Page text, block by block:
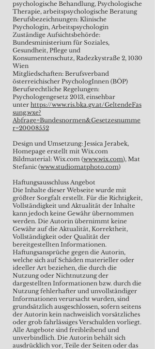
psychologische Behandlung, Psychologische
Therapie, arbeitspsychologische Beratung
Berufsbezeichnungen: Klinische
Psychologin, Arbeitspsychologin
Zuständige Aufsichtsbehörde:
Bundesministerium für Soziales,
Gesundheit, Pflege und
Konsumentenschutz, Radezkystraße 2, 1030
Wien
Mitgliedschaften: Berufsverband
österreichischer PsychologInnen (BÖP)
Berufsrechtliche Regelungen:
Psychologengesetz 2013, einsehbar
unter https://www.ris.bka.gv.at/GeltendeFas
sung.wxe?
Abfrage=Bundesnormen&Gesetzesnumme
r=20008552
Design und Umsetzung: Jessica Jerabek,
Homepage erstellt mit Wix.com
Bildmaterial: Wix.com (www.wix.com), Mat
Stefanic (www.studiomatphoto.com)
Haftungsausschluss Angebot
Die Inhalte dieser Webseite wurde mit
größter Sorgfalt erstellt. Für die Richtigkeit,
Vollständigkeit und Aktualität der Inhalte
kann jedoch keine Gewähr übernommen
werden. Die Autorin übernimmt keine
Gewähr auf die Aktualität, Korrektheit,
Vollständigkeit oder Qualität der
bereitgestellten Informationen.
Haftungsansprüche gegen die Autorin,
welche sich auf Schäden materieller oder
ideeller Art beziehen, die durch die
Nutzung oder Nichtnutzung der
dargestellten Informationen bzw. durch die
Nutzung fehlerhafter und unvollständiger
Informationen verursacht wurden, sind
grundsätzlich ausgeschlossen, sofern seitens
der Autorin kein nachweislich vorsätzliches
oder grob fahrlässiges Verschulden vorliegt.
Alle Angebote sind freibleibend und
unverbindlich. Die Autorin behält sich
ausdrücklich vor, Teile der Seiten oder das